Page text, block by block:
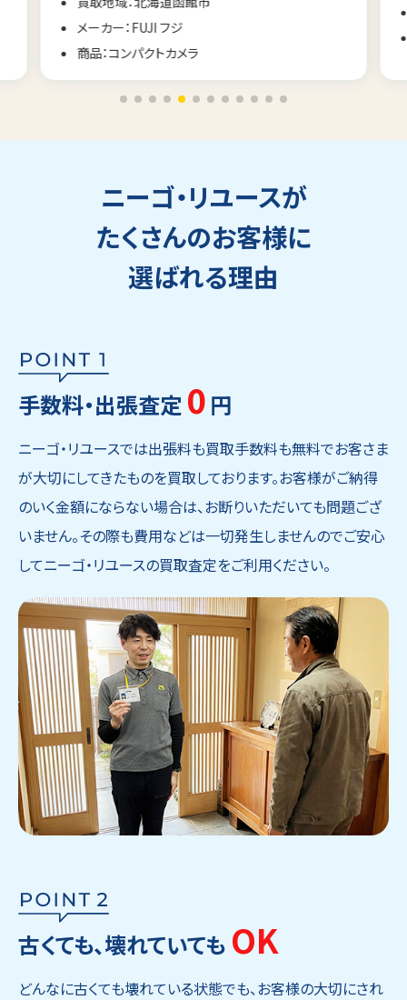
メーカー：CONTAX コンタックス
商品：コンパクトカメラ
ニーゴ・リユースが
たくさんのお客様に
選ばれる理由
手数料・出張査定 0 円
ニーゴ・リユースでは出張料も買取手数料も無料でお客さま
が大切にしてきたものを買取しております。お客様がご納得
のいく金額にならない場合は、お断りいただいても問題ござ
いません。その際も費用などは一切発生しませんのでご安心
してニーゴ・リユースの買取査定をご利用ください。
古くても、壊れていても OK
どんなに古くても壊れている状態でも、お客様の大切にされ